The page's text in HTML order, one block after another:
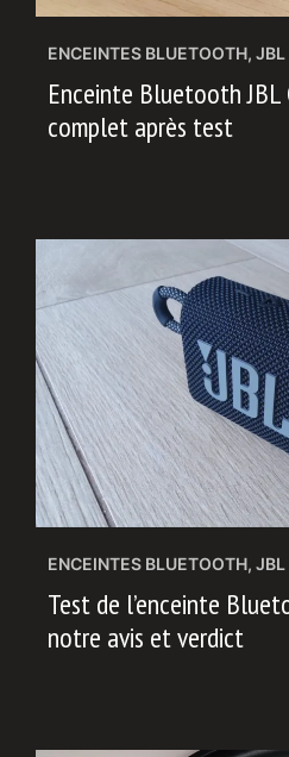
ENCEINTES BLUETOOTH, JBL
Enceinte Bluetooth
complet après test
ENCEINTES BLUETOOTH, JBL
Test de l’enceinte
notre avis et verdict